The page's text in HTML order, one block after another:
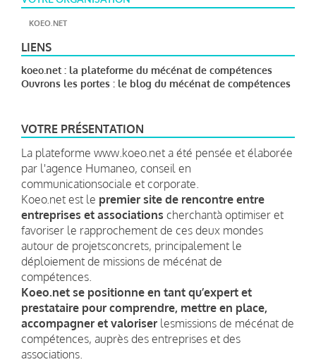
KOEO.NET
LIENS
koeo.net : la plateforme du mécénat de compétences
Ouvrons les portes : le blog du mécénat de compétences
VOTRE PRÉSENTATION
La plateforme www.koeo.net a été pensée et élaborée
par l'agence Humaneo, conseil en
communicationsociale et corporate.
Koeo.net est le premier site de rencontre entre
entreprises et associations cherchantà optimiser et
favoriser le rapprochement de ces deux mondes
autour de projetsconcrets, principalement le
déploiement de missions de mécénat de
compétences.
Koeo.net se positionne en tant qu’expert et
prestataire pour comprendre, mettre en place,
accompagner et valoriser lesmissions de mécénat de
compétences, auprès des entreprises et des
associations.